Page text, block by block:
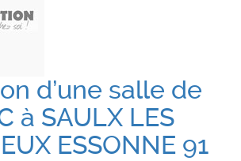
d’une salle de
à SAULX LES
ESSONNE 91